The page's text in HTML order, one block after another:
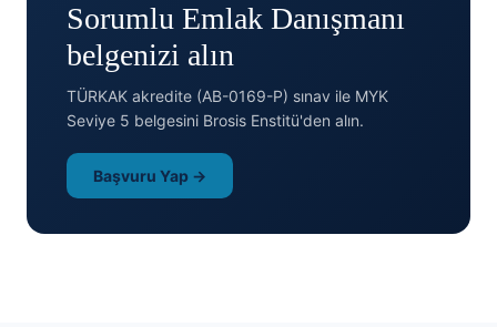
Sorumlu Emlak Danışmanı
belgenizi alın
TÜRKAK akredite (AB-0169-P) sınav ile MYK
Seviye 5 belgesini Brosis Enstitü'den alın.
Başvuru Yap →